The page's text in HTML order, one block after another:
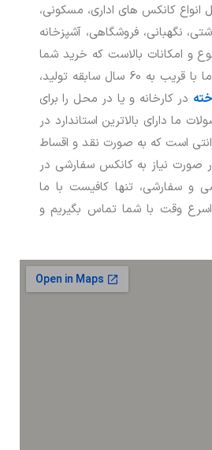
کانکس های اداری، مسکونی،
نگهبانی، فروشگاهی، آشپزخانه
و امکانات بالاست که خرید شما
را راحت تر می کند. ما با قریب به 60 سال سابقه تولید،
در کارخانه و یا در محل را برای
ما دارای بالاترین استاندارد در
است که به صورت نقد و اقساط
نیاز به کانکس سفارشی در
و سفارشی، تنها کافیست با ما
وقت با شما تماس بگیریم و